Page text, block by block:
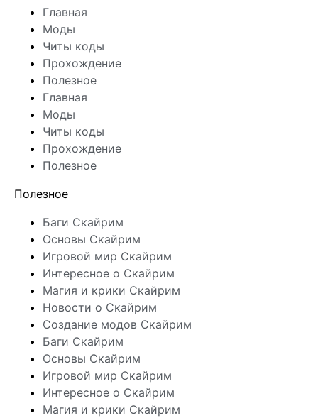
Главная
Моды
Читы коды
Прохождение
Полезное
Главная
Моды
Читы коды
Прохождение
Полезное
Полезное
Баги Скайрим
Основы Скайрим
Игровой мир Скайрим
Интересное о Скайрим
Магия и крики Скайрим
Новости о Скайрим
Создание модов Скайрим
Баги Скайрим
Основы Скайрим
Игровой мир Скайрим
Интересное о Скайрим
Магия и крики Скайрим